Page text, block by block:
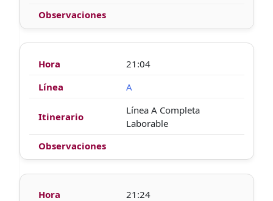
21:04
A
Línea A Completa
Laborable
21:24